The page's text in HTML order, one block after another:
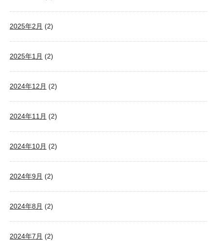
2025年2月 (2)
2025年1月 (2)
2024年12月 (2)
2024年11月 (2)
2024年10月 (2)
2024年9月 (2)
2024年8月 (2)
2024年7月 (2)